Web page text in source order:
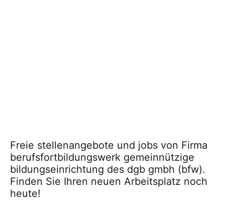
Freie stellenangebote und jobs von Firma
berufsfortbildungswerk gemeinnützige
bildungseinrichtung des dgb gmbh (bfw).
Finden Sie Ihren neuen Arbeitsplatz noch
heute!